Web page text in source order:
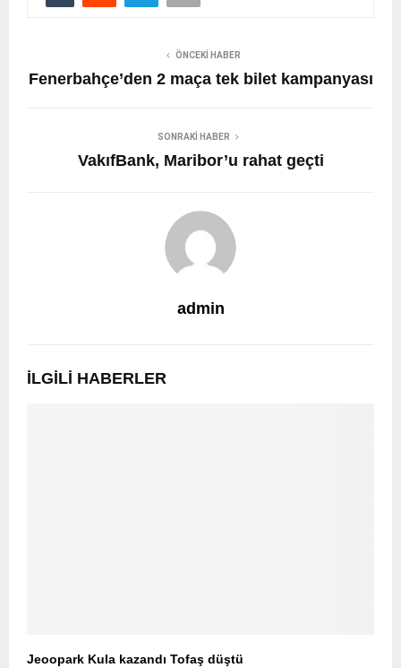
ÖNCEKI HABER
Fenerbahçe’den 2 maça tek bilet kampanyası
SONRAKI HABER
VakıfBank, Maribor’u rahat geçti
admin
İLGILI HABERLER
Jeoopark Kula kazandı Tofaş düştü